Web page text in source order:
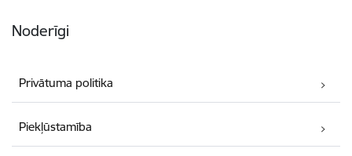
Noderīgi
Privātuma politika
Piekļūstamība